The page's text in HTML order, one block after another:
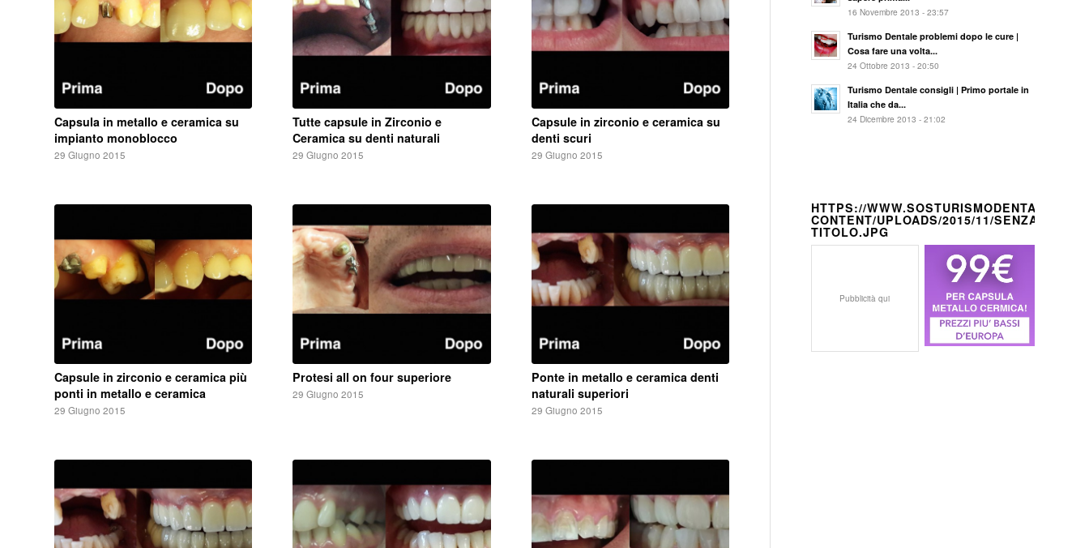
Capsula in metallo e ceramica su
impianto monoblocco
29 Giugno 2015
Tutte capsule in Zirconio e
Ceramica su denti naturali
29 Giugno 2015
Capsule in zirconio e ceramica su
denti scuri
29 Giugno 2015
Capsule in zirconio e ceramica più
ponti in metallo e ceramica
29 Giugno 2015
Protesi all on four superiore
29 Giugno 2015
Ponte in metallo e ceramica denti
naturali superiori
29 Giugno 2015
16 Novembre 2013 - 23:57
Turismo Dentale problemi dopo le cure |
Cosa fare una volta...
24 Ottobre 2013 - 20:50
Turismo Dentale consigli | Primo portale in
Italia che da...
24 Dicembre 2013 - 21:02
HTTPS://WWW.SOSTURISMODENTALE.IT/
CONTENT/UPLOADS/2015/11/SENZA-
TITOLO.JPG
Pubblicità qui